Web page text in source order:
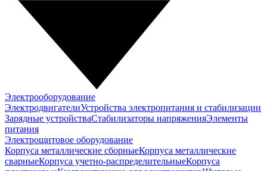
Электрооборудование
ЭлектродвигателиУстройства электропитания и стабилизации
Зарядные устройстваСтабилизаторы напряженияЭлементы
питания
Электрощитовое оборудование
Корпуса металлические сборныеКорпуса металлические
сварныеКорпуса учетно-распределительныеКорпуса